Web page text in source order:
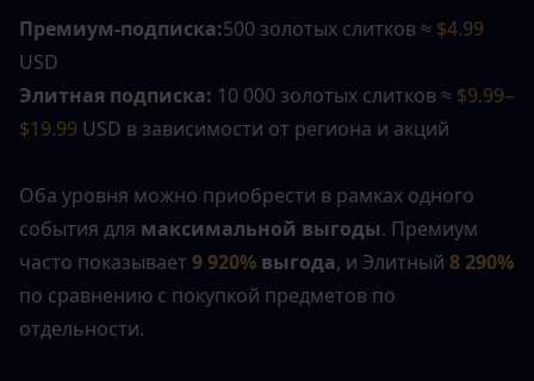
Премиум-подписка:500 золотых слитков ≈ $4.99
USD
Элитная подписка: 10 000 золотых слитков ≈ $9.99–
$19.99 USD в зависимости от региона и акций
Оба уровня можно приобрести в рамках одного
события для максимальной выгоды. Премиум
часто показывает 9 920% выгода, и Элитный 8 290%
по сравнению с покупкой предметов по
отдельности.